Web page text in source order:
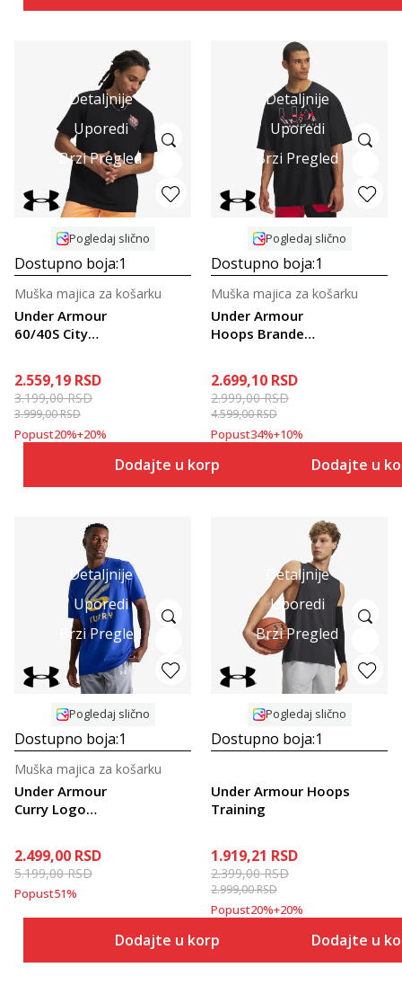
Detaljnije
Uporedi
Brzi Pregled
Pogledaj slično
Dostupno boja:1
Under Armour
60/40S City
Muška majica za košarku
2.559,19 RSD
3.199,00RSD
3.999,00RSD
Popust20%+20%
Dodajte u korpu
Detaljnije
Uporedi
Brzi Pregled
Pogledaj slično
Dostupno boja:1
Under Armour
Hoops Branded
Muška majica za košarku
2.699,10 RSD
2.999,00RSD
4.599,00RSD
Popust34%+10%
Dodajte u
Detaljnije
Uporedi
Brzi Pregled
Pogledaj slično
Dostupno boja:1
Under Armour
Curry Logo
Muška majica za košarku
2.499,00 RSD
5.199,00RSD
Popust51%
Dodajte u korpu
Detaljnije
Uporedi
Brzi Pregled
Pogledaj slično
Dostupno boja:1
Under Armour Hoops
Training
1.919,21 RSD
2.399,00RSD
2.999,00RSD
Popust20%+20%
Dodajte u